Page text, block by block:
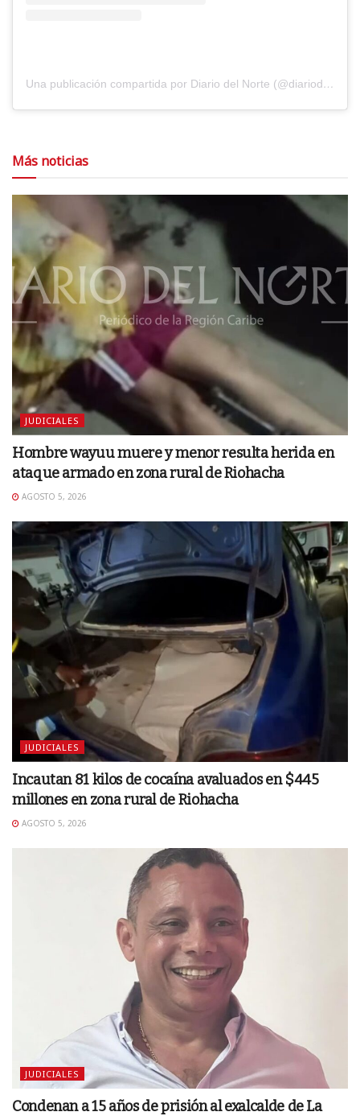
Una publicación compartida por Diario del Norte (@diariodelnorte)
Más noticias
JUDICIALES
Hombre wayuu muere y menor resulta herida en
ataque armado en zona rural de Riohacha
AGOSTO 5, 2026
JUDICIALES
Incautan 81 kilos de cocaína avaluados en $445
millones en zona rural de Riohacha
AGOSTO 5, 2026
JUDICIALES
Condenan a 15 años de prisión al exalcalde de La